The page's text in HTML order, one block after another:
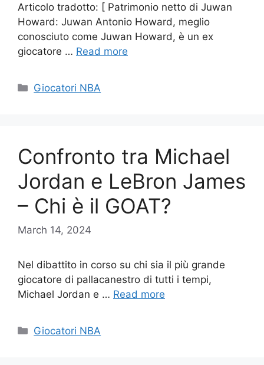
Articolo tradotto: [ Patrimonio netto di Juwan
Howard: Juwan Antonio Howard, meglio
conosciuto come Juwan Howard, è un ex
giocatore … Read more
Categories
Giocatori NBA
Confronto tra Michael
Jordan e LeBron James
– Chi è il GOAT?
March 14, 2024
Nel dibattito in corso su chi sia il più grande
giocatore di pallacanestro di tutti i tempi,
Michael Jordan e … Read more
Categories
Giocatori NBA